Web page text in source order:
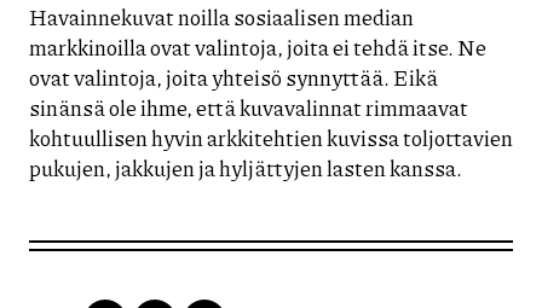
Havainnekuvat noilla sosiaalisen median
markkinoilla ovat valintoja, joita ei tehdä itse. Ne
ovat valintoja, joita yhteisö synnyttää. Eikä
sinänsä ole ihme, että kuvavalinnat rimmaavat
kohtuullisen hyvin arkkitehtien kuvissa toljottavien
pukujen, jakkujen ja hyljättyjen lasten kanssa.